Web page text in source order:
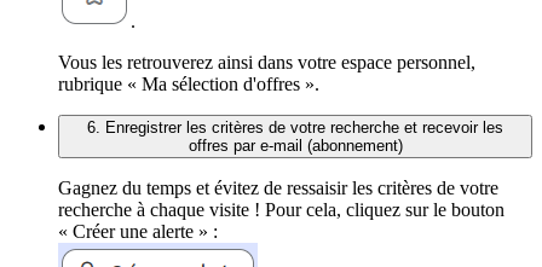
.
Vous les retrouverez ainsi dans votre espace personnel,
rubrique « Ma sélection d'offres ».
6. Enregistrer les critères de votre recherche et recevoir les
offres par e-mail (abonnement)
Gagnez du temps et évitez de ressaisir les critères de votre
recherche à chaque visite ! Pour cela, cliquez sur le bouton
« Créer une alerte » :